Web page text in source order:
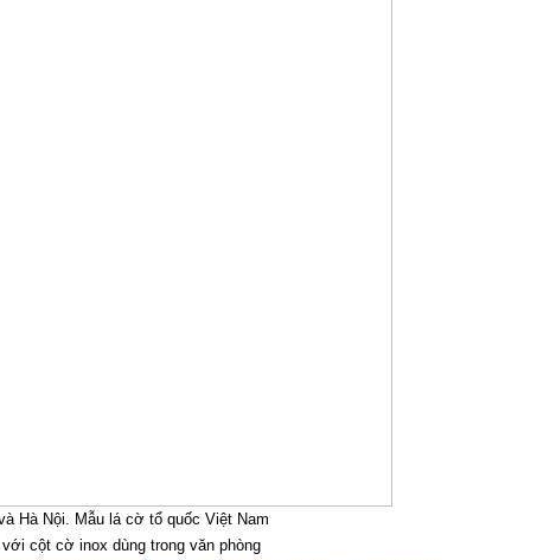
Hà Nội. Mẫu lá cờ tổ quốc Việt Nam
cột cờ inox dùng trong văn phòng